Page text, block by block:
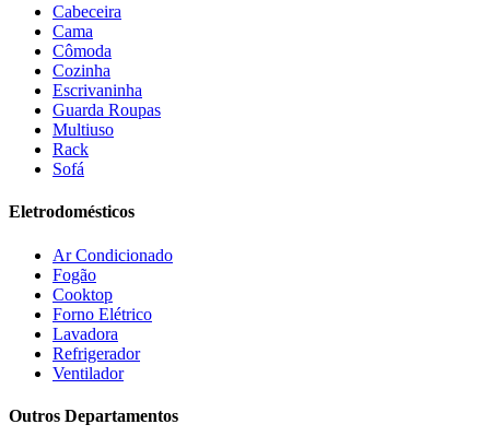
Estofados solar
Fischer
Giga
Gree(3)
Henn
Hisense
Hot Sat
HP
JB BECHARA
Cabeceira
Cama
Cômoda
Cozinha
Escrivaninha
Guarda Roupas
Multiuso
Rack
Sofá
Eletrodomésticos
Ar Condicionado
Fogão
Cooktop
Forno Elétrico
Lavadora
Refrigerador
Ventilador
Outros Departamentos